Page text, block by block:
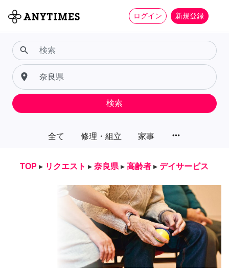
ログイン 新規登録
全て 修理・組立 家事 more_horiz
search
place
検索
TOP ▸ リクエスト ▸ 奈良県 ▸ 高齢者 ▸ デイサービス